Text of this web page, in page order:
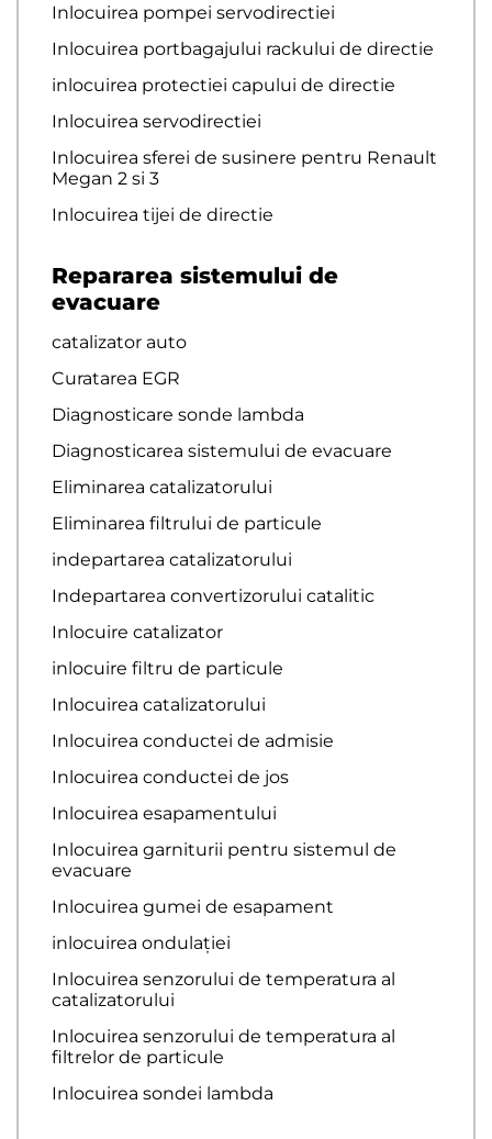
Inlocuirea pompei servodirectiei
Inlocuirea portbagajului rackului de directie
inlocuirea protectiei capului de directie
Inlocuirea servodirectiei
Inlocuirea sferei de susinere pentru Renault
Megan 2 si 3
Inlocuirea tijei de directie
Repararea sistemului de
evacuare
catalizator auto
Curatarea EGR
Diagnosticare sonde lambda
Diagnosticarea sistemului de evacuare
Eliminarea catalizatorului
Eliminarea filtrului de particule
indepartarea catalizatorului
Indepartarea convertizorului catalitic
Inlocuire catalizator
inlocuire filtru de particule
Inlocuirea catalizatorului
Inlocuirea conductei de admisie
Inlocuirea conductei de jos
Inlocuirea esapamentului
Inlocuirea garniturii pentru sistemul de
evacuare
Inlocuirea gumei de esapament
inlocuirea ondulației
Inlocuirea senzorului de temperatura al
catalizatorului
Inlocuirea senzorului de temperatura al
filtrelor de particule
Inlocuirea sondei lambda